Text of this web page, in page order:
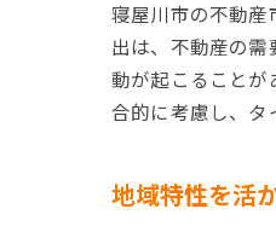
寝屋川市の不動産
出は、不動産の
動が起こることが
合的に考慮し、タ
地域特性を活